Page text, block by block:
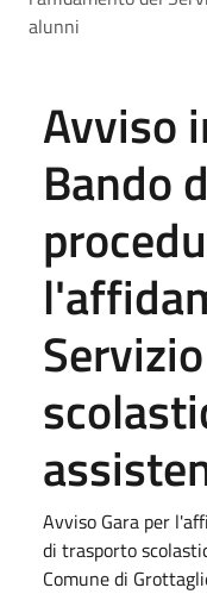
alunni
Avviso
Bando
Avviso Gara per
di trasporto
Comune di